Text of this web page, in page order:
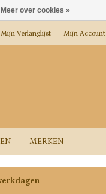
Mijn Verlanglijst Mijn Account
MERKEN
Meer over cookies »